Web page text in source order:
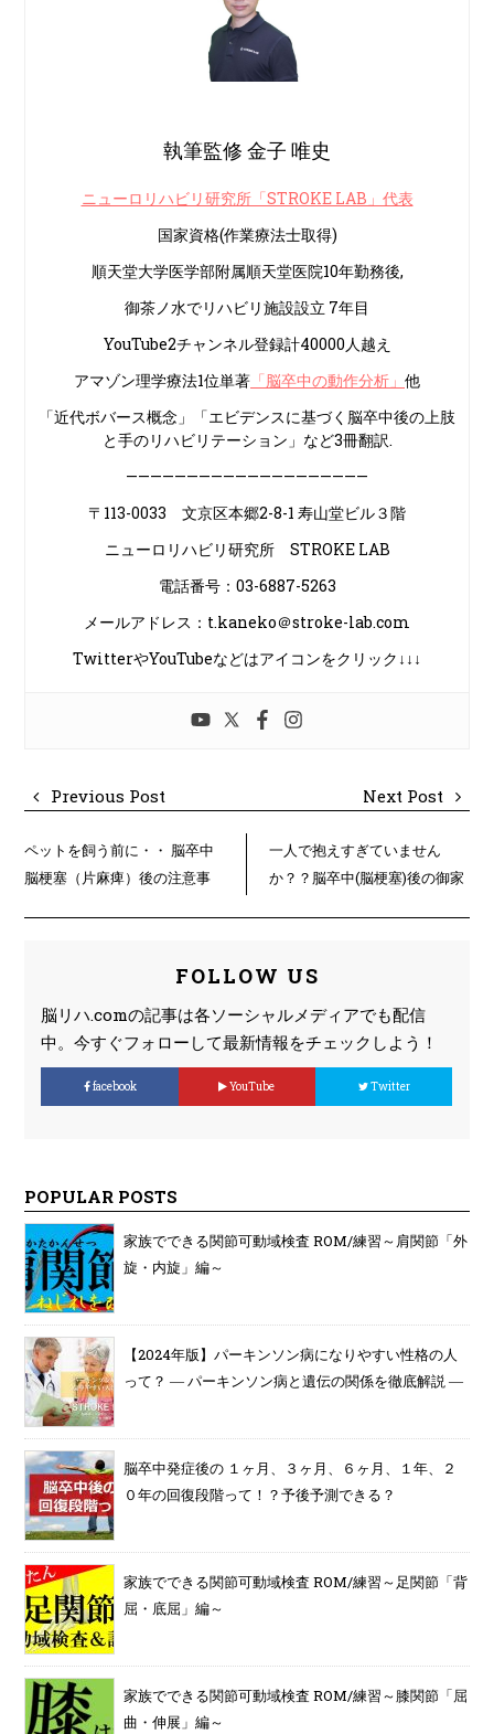
執筆監修 金子 唯史
ニューロリハビリ研究所「STROKE LAB」代表
国家資格(作業療法士取得)
順天堂大学医学部附属順天堂医院10年勤務後,
御茶ノ水でリハビリ施設設立 7年目
YouTube2チャンネル登録計40000人越え
アマゾン理学療法1位単著 「脳卒中の動作分析」 他
「近代ボバース概念」「エビデンスに基づく脳卒中後の上肢
と手のリハビリテーション」など3冊翻訳.
————————————————————
〒113-0033 文京区本郷2-8-1 寿山堂ビル３階
ニューロリハビリ研究所 STROKE LAB
電話番号：03-6887-5263
メールアドレス：t.kaneko＠stroke-lab.com
TwitterやYouTubeなどはアイコンをクリック↓↓↓
Previous Post Next Post
ペットを飼う前に・・ 脳卒中
脳梗塞（片麻痺）後の注意事
一人で抱えすぎていません
か？？脳卒中(脳梗塞)後の御家
FOLLOW US
脳リハ.comの記事は各ソーシャルメディアでも配信
中。今すぐフォローして最新情報をチェックしよう！
facebook YouTube Twitter
POPULAR POSTS
家族でできる関節可動域検査 ROM/練習～肩関節「外
旋・内旋」編～
【2024年版】パーキンソン病になりやすい性格の人
って？ ― パーキンソン病と遺伝の関係を徹底解説 ―
脳卒中発症後の １ヶ月、３ヶ月、６ヶ月、１年、２
０年の回復段階って！？予後予測できる？
家族でできる関節可動域検査 ROM/練習～足関節「背
屈・底屈」編～
家族でできる関節可動域検査 ROM/練習～膝関節「屈
曲・伸展」編～